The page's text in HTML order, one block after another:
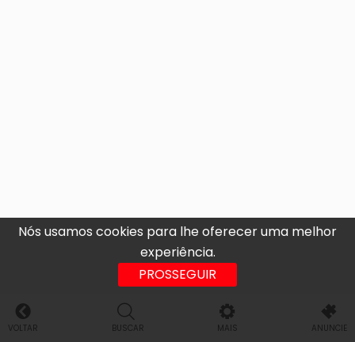
Nós usamos cookies para lhe oferecer uma melhor
experiência.
PROSSEGUIR
VOLTAR BUSCAR MAIS ANUNCIE